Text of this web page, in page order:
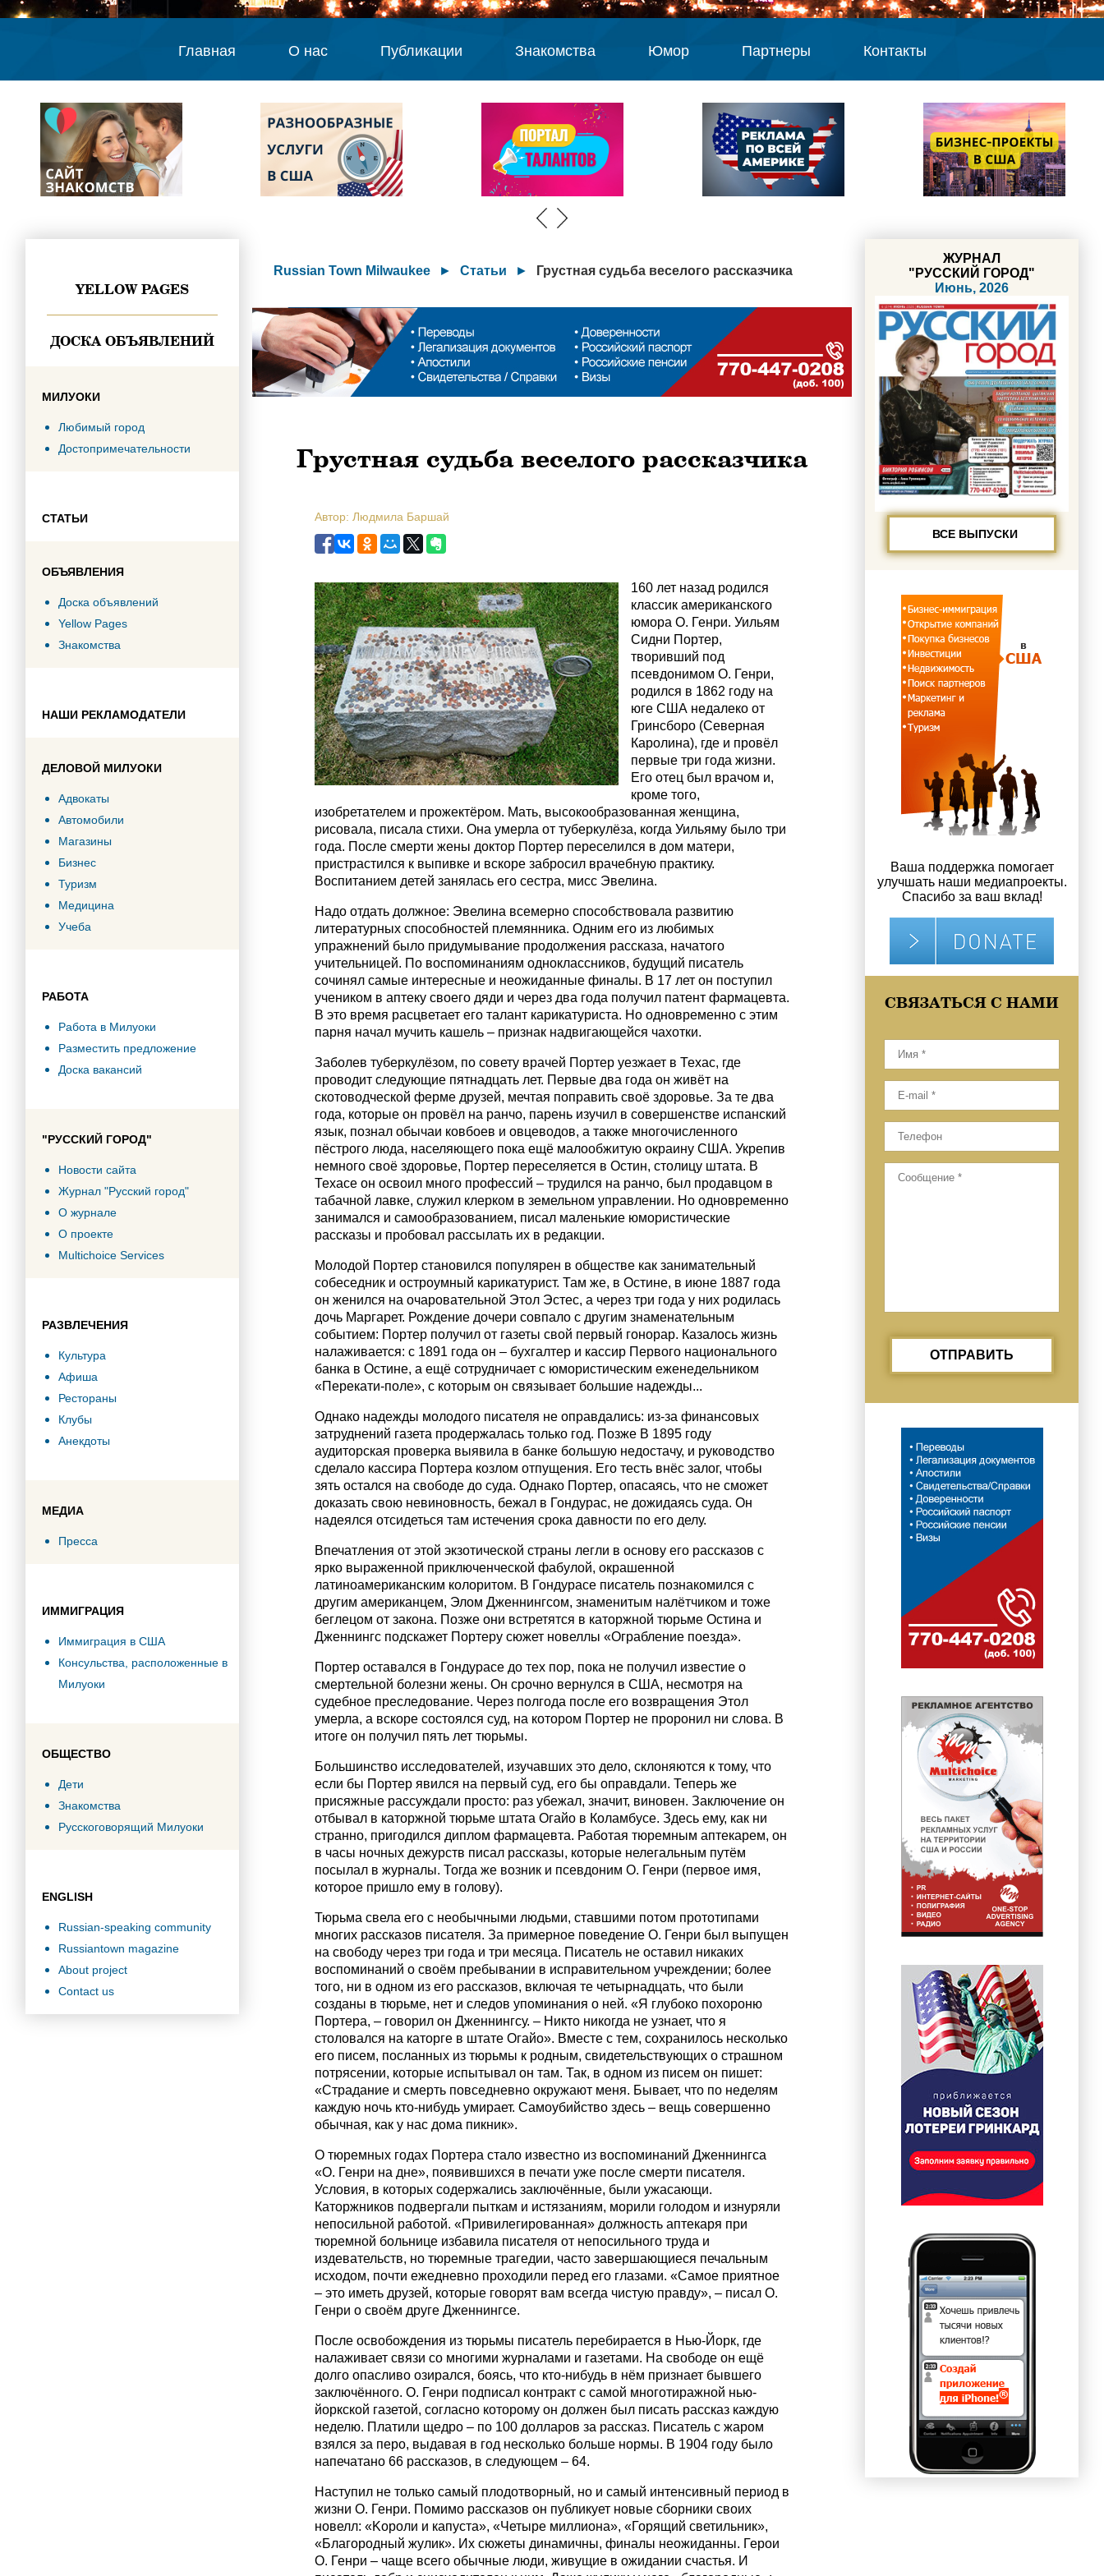
Главная О нас Публикации Знакомства Юмор Партнеры Контакты
YELLOW PAGES
ДОСКА ОБЪЯВЛЕНИЙ
МИЛУОКИ
Любимый город
Достопримечательности
СТАТЬИ
ОБЪЯВЛЕНИЯ
Доска объявлений
Yellow Pages
Знакомства
НАШИ РЕКЛАМОДАТЕЛИ
ДЕЛОВОЙ МИЛУОКИ
Адвокаты
Автомобили
Магазины
Бизнес
Туризм
Медицина
Учеба
РАБОТА
Работа в Милуоки
Разместить предложение
Доска вакансий
"РУССКИЙ ГОРОД"
Новости сайта
Журнал "Русский город"
О журнале
О проекте
Multichoice Services
РАЗВЛЕЧЕНИЯ
Культура
Афиша
Рестораны
Клубы
Анекдоты
МЕДИА
Пресса
ИММИГРАЦИЯ
Иммиграция в США
Консульства, расположенные в
Милуоки
ОБЩЕСТВО
Дети
Знакомства
Русскоговорящий Милуоки
ENGLISH
Russian-speaking community
Russiantown magazine
About project
Contact us
Russian Town Milwaukee ► Статьи ► Грустная судьба веселого рассказчика
Грустная судьба веселого рассказчика
Автор: Людмила Баршай
160 лет назад родился
классик американского
юмора О. Генри. Уильям
Сидни Портер,
творивший под
псевдонимом О. Генри,
родился в 1862 году на
юге США недалеко от
Гринсборо (Северная
Каролина), где и провёл
первые три года жизни.
Его отец был врачом и,
кроме того,
изобретателем и прожектёром. Мать, высокообразованная женщина,
рисовала, писала стихи. Она умерла от туберкулёза, когда Уильяму было три
года. После смерти жены доктор Портер переселился в дом матери,
пристрастился к выпивке и вскоре забросил врачебную практику.
Воспитанием детей занялась его сестра, мисс Эвелина.
Надо отдать должное: Эвелина всемерно способствовала развитию
литературных способностей племянника. Одним его из любимых
упражнений было придумывание продолжения рассказа, начатого
учительницей. По воспоминаниям одноклассников, будущий писатель
сочинял самые интересные и неожиданные финалы. В 17 лет он поступил
учеником в аптеку своего дяди и через два года получил патент фармацевта.
В это время расцветает его талант карикатуриста. Но одновременно с этим
парня начал мучить кашель – признак надвигающейся чахотки.
Заболев туберкулёзом, по совету врачей Портер уезжает в Техас, где
проводит следующие пятнадцать лет. Первые два года он живёт на
скотоводческой ферме друзей, мечтая поправить своё здоровье. За те два
года, которые он провёл на ранчо, парень изучил в совершенстве испанский
язык, познал обычаи ковбоев и овцеводов, а также многочисленного
пёстрого люда, населяющего пока ещё малообжитую окраину США. Укрепив
немного своё здоровье, Портер переселяется в Остин, столицу штата. В
Техасе он освоил много профессий – трудился на ранчо, был продавцом в
табачной лавке, служил клерком в земельном управлении. Но одновременно
занимался и самообразованием, писал маленькие юмористические
рассказы и пробовал рассылать их в редакции.
Молодой Портер становился популярен в обществе как занимательный
собеседник и остроумный карикатурист. Там же, в Остине, в июне 1887 года
он женился на очаровательной Этол Эстес, а через три года у них родилась
дочь Маргарет. Рождение дочери совпало с другим знаменательным
событием: Портер получил от газеты свой первый гонорар. Казалось жизнь
налаживается: с 1891 года он – бухгалтер и кассир Первого национального
банка в Остине, а ещё сотрудничает с юмористическим еженедельником
«Перекати-поле», с которым он связывает большие надежды...
Однако надежды молодого писателя не оправдались: из-за финансовых
затруднений газета продержалась только год. Позже В 1895 году
аудиторская проверка выявила в банке большую недостачу, и руководство
сделало кассира Портера козлом отпущения. Его тесть внёс залог, чтобы
зять остался на свободе до суда. Однако Портер, опасаясь, что не сможет
доказать свою невиновность, бежал в Гондурас, не дожидаясь суда. Он
надеялся отсидеться там истечения срока давности по его делу.
Впечатления от этой экзотической страны легли в основу его рассказов с
ярко выраженной приключенческой фабулой, окрашенной
латиноамериканским колоритом. В Гондурасе писатель познакомился с
другим американцем, Элом Дженнингсом, знаменитым налётчиком и тоже
беглецом от закона. Позже они встретятся в каторжной тюрьме Остина и
Дженнингс подскажет Портеру сюжет новеллы «Ограбление поезда».
Портер оставался в Гондурасе до тех пор, пока не получил известие о
смертельной болезни жены. Он срочно вернулся в США, несмотря на
судебное преследование. Через полгода после его возвращения Этол
умерла, а вскоре состоялся суд, на котором Портер не проронил ни слова. В
итоге он получил пять лет тюрьмы.
Большинство исследователей, изучавших это дело, склоняются к тому, что
если бы Портер явился на первый суд, его бы оправдали. Теперь же
присяжные рассуждали просто: раз убежал, значит, виновен. Заключение он
отбывал в каторжной тюрьме штата Огайо в Коламбусе. Здесь ему, как ни
странно, пригодился диплом фармацевта. Работая тюремным аптекарем, он
в часы ночных дежурств писал рассказы, которые нелегальным путём
посылал в журналы. Тогда же возник и псевдоним О. Генри (первое имя,
которое пришло ему в голову).
Тюрьма свела его с необычными людьми, ставшими потом прототипами
многих рассказов писателя. За примерное поведение О. Генри был выпущен
на свободу через три года и три месяца. Писатель не оставил никаких
воспоминаний о своём пребывании в исправительном учреждении; более
того, ни в одном из его рассказов, включая те четырнадцать, что были
созданы в тюрьме, нет и следов упоминания о ней. «Я глубоко похороню
Портера, – говорил он Дженнингсу. – Никто никогда не узнает, что я
столовался на каторге в штате Огайо». Вместе с тем, сохранилось несколько
его писем, посланных из тюрьмы к родным, свидетельствующих о страшном
потрясении, которые испытывал он там. Так, в одном из писем он пишет:
«Страдание и смерть повседневно окружают меня. Бывает, что по неделям
каждую ночь кто-нибудь умирает. Самоубийство здесь – вещь совершенно
обычная, как у нас дома пикник».
О тюремных годах Портера стало известно из воспоминаний Дженнингса
«О. Генри на дне», появившихся в печати уже после смерти писателя.
Условия, в которых содержались заключённые, были ужасающи.
Каторжников подвергали пыткам и истязаниям, морили голодом и изнуряли
непосильной работой. «Привилегированная» должность аптекаря при
тюремной больнице избавила писателя от непосильного труда и
издевательств, но тюремные трагедии, часто завершающиеся печальным
исходом, почти ежедневно проходили перед его глазами. «Самое приятное
– это иметь друзей, которые говорят вам всегда чистую правду», – писал О.
Генри о своём друге Дженнингсе.
После освобождения из тюрьмы писатель перебирается в Нью-Йорк, где
налаживает связи со многими журналами и газетами. На свободе он ещё
долго опасливо озирался, боясь, что кто-нибудь в нём признает бывшего
заключённого. О. Генри подписал контракт с самой многотиражной нью-
йоркской газетой, согласно которому он должен был писать рассказ каждую
неделю. Платили щедро – по 100 долларов за рассказ. Писатель с жаром
взялся за перо, выдавая в год несколько больше нормы. В 1904 году было
напечатано 66 рассказов, в следующем – 64.
Наступил не только самый плодотворный, но и самый интенсивный период в
жизни О. Генри. Помимо рассказов он публикует новые сборники своих
новелл: «Koрoли и капуста», «Четыре миллиона», «Горящий светильник»,
«Благородный жулик». Их сюжеты динамичны, финалы неожиданны. Герои
О. Генри – чаще всего обычные люди, живущие в ожидании счастья. И
ЖУРНАЛ
"РУССКИЙ ГОРОД"
Июнь, 2026
ВСЕ ВЫПУСКИ
Ваша поддержка помогает
улучшать наши медиапроекты.
Спасибо за ваш вклад!
СВЯЗАТЬСЯ С НАМИ
ОТПРАВИТЬ